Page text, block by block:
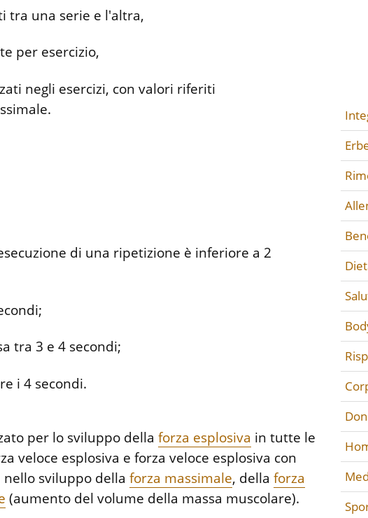
tra una serie e l'altra,
per esercizio,
negli esercizi, con valori riferiti
di una ripetizione è inferiore a 2
tra 3 e 4 secondi;
i 4 secondi.
per lo sviluppo dellaforza esplosiva in tutte le
veloce esplosiva e forza veloce esplosiva con
nello sviluppo dellaforza massimale, dellaforza
(aumento del volume della massa muscolare).